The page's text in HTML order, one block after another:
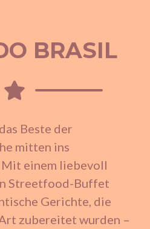
BRASIL
Beste der
mitten ins
einem liebevoll
Streetfood-Buffet
Gerichte, die
zubereitet wurden –